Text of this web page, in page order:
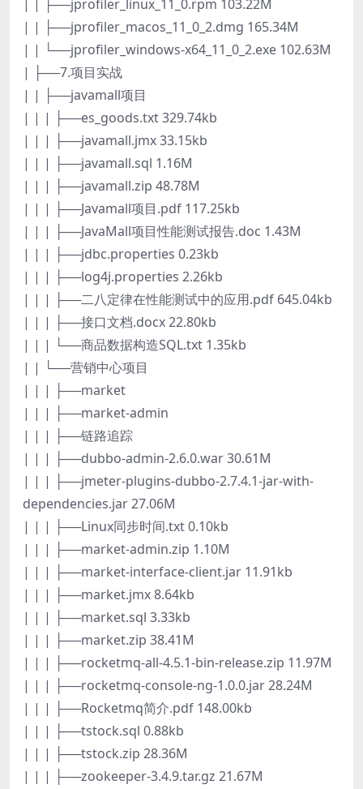
| | ├──jprofiler_linux_11_0.rpm 103.22M
| | ├──jprofiler_macos_11_0_2.dmg 165.34M
| | └──jprofiler_windows-x64_11_0_2.exe 102.63M
| ├──7.项目实战
| | ├──javamall项目
| | | ├──es_goods.txt 329.74kb
| | | ├──javamall.jmx 33.15kb
| | | ├──javamall.sql 1.16M
| | | ├──javamall.zip 48.78M
| | | ├──Javamall项目.pdf 117.25kb
| | | ├──JavaMall项目性能测试报告.doc 1.43M
| | | ├──jdbc.properties 0.23kb
| | | ├──log4j.properties 2.26kb
| | | ├──二八定律在性能测试中的应用.pdf 645.04kb
| | | ├──接口文档.docx 22.80kb
| | | └──商品数据构造SQL.txt 1.35kb
| | └──营销中心项目
| | | ├──market
| | | ├──market-admin
| | | ├──链路追踪
| | | ├──dubbo-admin-2.6.0.war 30.61M
| | | ├──jmeter-plugins-dubbo-2.7.4.1-jar-with-
dependencies.jar 27.06M
| | | ├──Linux同步时间.txt 0.10kb
| | | ├──market-admin.zip 1.10M
| | | ├──market-interface-client.jar 11.91kb
| | | ├──market.jmx 8.64kb
| | | ├──market.sql 3.33kb
| | | ├──market.zip 38.41M
| | | ├──rocketmq-all-4.5.1-bin-release.zip 11.97M
| | | ├──rocketmq-console-ng-1.0.0.jar 28.24M
| | | ├──Rocketmq简介.pdf 148.00kb
| | | ├──tstock.sql 0.88kb
| | | ├──tstock.zip 28.36M
| | | ├──zookeeper-3.4.9.tar.gz 21.67M